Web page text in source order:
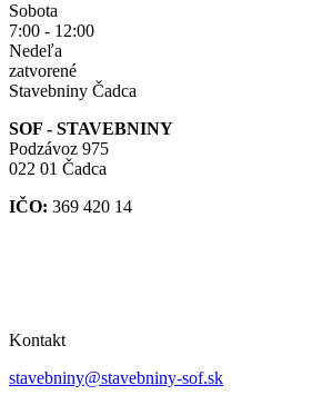
Sobota
7:00 - 12:00
Nedeľa
zatvorené
Stavebniny Čadca
SOF - STAVEBNINY
Podzávoz 975
022 01 Čadca
IČO: 369 420 14
Kontakt
stavebniny@stavebniny-sof.sk